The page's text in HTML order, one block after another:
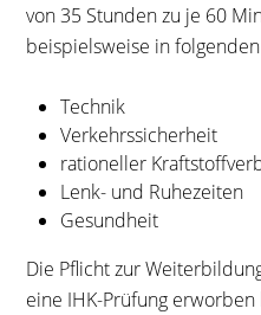
von 35 Stunden zu je 60
beispielsweise in folgen
Technik
Verkehrssicherheit
rationeller
Lenk- und Ruhezeiten
Gesundheit
Die Pflicht zur
eine IHK-Prüfung